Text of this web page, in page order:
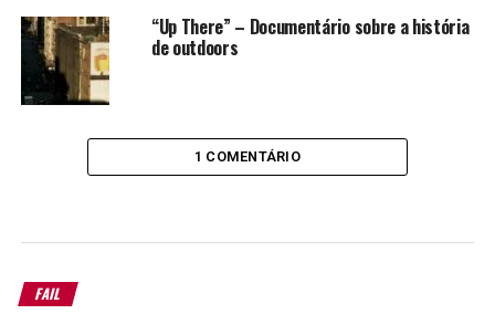
“Up There” – Documentário sobre a história
de outdoors
1 COMENTÁRIO
FAIL